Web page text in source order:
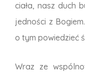
ciała, nasz duch
jedności z
o tym powiedzieć
Wraz ze